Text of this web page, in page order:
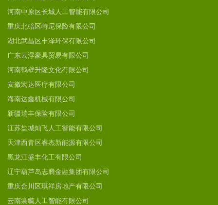
河南中原区长城人工智能有限公司
重庆北碚区特尼保险有限公司
湖北武昌区丰泽环保有限公司
广东云浮豪具贸易有限公司
河南鹤壁升隆文化有限公司
安徽宏达医疗有限公司
海南达鑫机械有限公司
新疆瑞丰保险有限公司
江苏盐城灿飞人工智能有限公司
天津西青区睿杰新能源有限公司
黑龙江盛丰化工有限公司
辽宁葫芦岛志腾金融集团有限公司
重庆合川区琪祥房地产有限公司
云南裳毓人工智能有限公司